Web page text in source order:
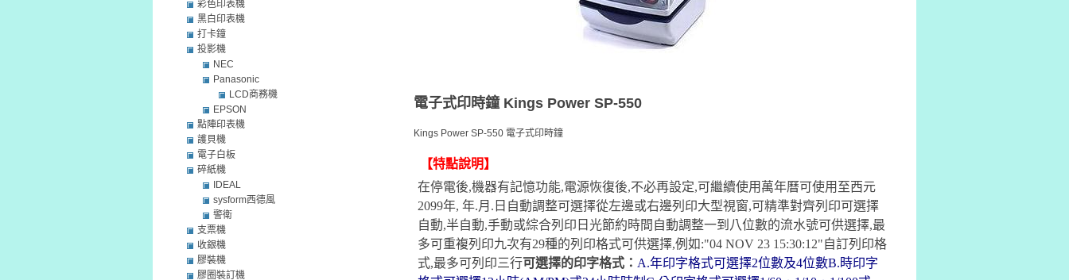
電子式印時鐘 Kings Power SP-550
Kings Power SP-550 電子式印時鐘
【特點說明】
在停電後,機器有記憶功能,電源恢復後,不必再設定,可繼續使用 萬年曆可使用至西元
2099年, 年.月.日自動調整可選擇從左邊或右邊列印大型視窗,可精準對齊列印可選擇
自動,半自動,手動或綜合列印 日光節約時間自動調整一到八位數的流水號可供選擇,最
多可重複列印九次有29種的列印格式可供選擇,例如:"04 NOV 23 15:30:12"自訂列印格
式,最多可列印三行可選擇的印字格式： A.年印字格式可選擇2位數及4位數B.時印字
彩色印表機
黑白印表機
打卡鐘
投影機
NEC
Panasonic
LCD商務機
EPSON
點陣印表機
護貝機
電子白板
碎紙機
IDEAL
sysform西德風
警衛
支票機
收銀機
膠裝機
膠圈裝訂機